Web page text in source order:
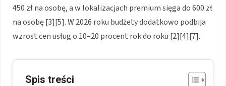
450 zł na osobę, a w lokalizacjach premium sięga do 600 zł
na osobę [3][5]. W 2026 roku budżety dodatkowo podbija
wzrost cen usług o 10–20 procent rok do roku [2][4][7].
Spis treści